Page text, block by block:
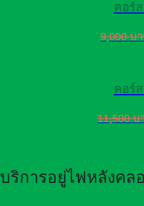
คอร์
9,000 บ
คอร์
11,500 บ
บริการอยู่ไฟหลังค